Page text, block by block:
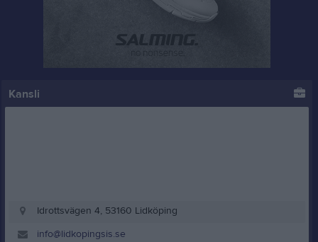
Kansli
Idrottsvägen 4, 53160 Lidköping
info@lidkopingsis.se